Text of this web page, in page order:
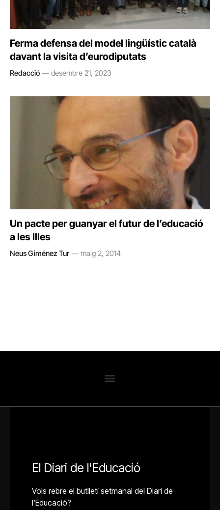
Ferma defensa del model lingüístic català
davant la visita d’eurodiputats
Redacció desembre 21, 2023
Un pacte per guanyar el futur de l’educació
a les Illes
Neus Giménez Tur maig 2, 2014